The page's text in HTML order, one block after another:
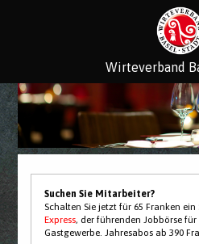
Wirteverband
Suchen Sie Mitarbeiter?
Schalten Sie jetzt für 65 Franken
Express, der führenden Jobbörse für
Gastgewerbe. Jahresabos ab 390